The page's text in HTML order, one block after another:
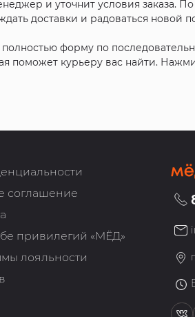
и уточнит условия заказа.
доставки и радоваться новой
форму по
поможет курьеру вас найти.
соглашение
привилегий «МЁД»
лояльности